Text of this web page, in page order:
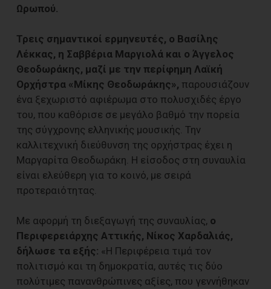
Ωρωπού.
Τρεις σημαντικοί ερμηνευτές, ο Βασίλης
Λέκκας, η Σαββέρια Μαργιολά και ο Άγγελος
Θεοδωράκης, μαζί με την περίφημη Λαϊκή
Ορχήστρα «Μίκης Θεοδωράκης», παρουσιάζουν
ένα ξεχωριστό αφιέρωμα στο πολυσχιδές έργο
του, που καθόρισε σε μεγάλο βαθμό την πορεία
της σύγχρονης ελληνικής μουσικής. Την
καλλιτεχνική διεύθυνση της ορχήστρας έχει η
Μαργαρίτα Θεοδωράκη. Η είσοδος στη συναυλία
είναι ελεύθερη για το κοινό, με σειρά
προτεραιότητας.
Με αφορμή τη διεξαγωγή της συναυλίας, ο
Περιφερειάρχης Αττικής, Νίκος Χαρδαλιάς,
δήλωσε τα εξής: «Η Περιφέρεια τιμά τον
πολιτισμό και τη δημοκρατία, αυτές τις δύο
πολύτιμες πανανθρώπινες αξίες, που γεννήθηκαν